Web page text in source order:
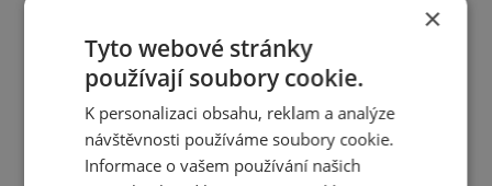
×
Tyto webové stránky
používají soubory cookie.
K personalizaci obsahu, reklam a analýze
návštěvnosti používáme soubory cookie.
Informace o vašem používání našich